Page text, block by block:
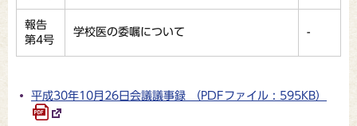
報告
第4号
学校医の委嘱について -
平成30年10月26日会議議事録 （PDFファイル : 595KB）